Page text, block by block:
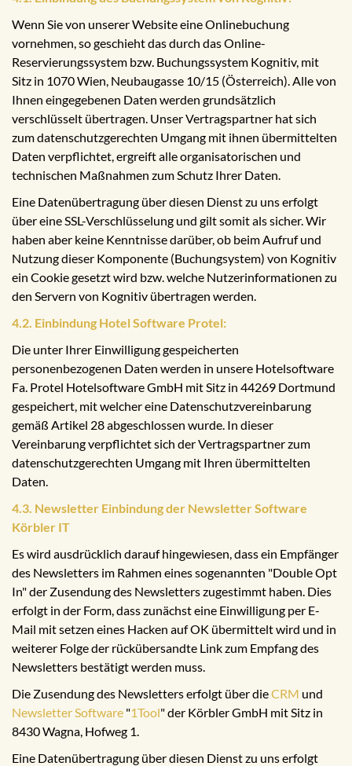
Wenn Sie von unserer Website eine Onlinebuchung
vornehmen, so geschieht das durch das Online-
Reservierungssystem bzw. Buchungssystem Kognitiv, mit
Sitz in 1070 Wien, Neubaugasse 10/15 (Österreich). Alle von
Ihnen eingegebenen Daten werden grundsätzlich
verschlüsselt übertragen. Unser Vertragspartner hat sich
zum datenschutzgerechten Umgang mit ihnen übermittelten
Daten verpflichtet, ergreift alle organisatorischen und
technischen Maßnahmen zum Schutz Ihrer Daten.
Eine Datenübertragung über diesen Dienst zu uns erfolgt
über eine SSL-Verschlüsselung und gilt somit als sicher. Wir
haben aber keine Kenntnisse darüber, ob beim Aufruf und
Nutzung dieser Komponente (Buchungsystem) von Kognitiv
ein Cookie gesetzt wird bzw. welche Nutzerinformationen zu
den Servern von Kognitiv übertragen werden.
4.2. Einbindung Hotel Software Protel:
Die unter Ihrer Einwilligung gespeicherten
personenbezogenen Daten werden in unsere Hotelsoftware
Fa. Protel Hotelsoftware GmbH mit Sitz in 44269 Dortmund
gespeichert, mit welcher eine Datenschutzvereinbarung
gemäß Artikel 28 abgeschlossen wurde. In dieser
Vereinbarung verpflichtet sich der Vertragspartner zum
datenschutzgerechten Umgang mit Ihren übermittelten
Daten.
4.3. Newsletter Einbindung der Newsletter Software
Körbler IT
Es wird ausdrücklich darauf hingewiesen, dass ein Empfänger
des Newsletters im Rahmen eines sogenannten "Double Opt
In" der Zusendung des Newsletters zugestimmt haben. Dies
erfolgt in der Form, dass zunächst eine Einwilligung per E-
Mail mit setzen eines Hacken auf OK übermittelt wird und in
weiterer Folge der rückübersandte Link zum Empfang des
Newsletters bestätigt werden muss.
Die Zusendung des Newsletters erfolgt über dieCRM und
Newsletter Software "1Tool" der Körbler GmbH mit Sitz in
8430 Wagna, Hofweg 1.
Eine Datenübertragung über diesen Dienst zu uns erfolgt